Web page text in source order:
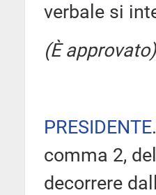
verbale si
(È approvato)
PRESIDENTE
comma 2,
decorrere